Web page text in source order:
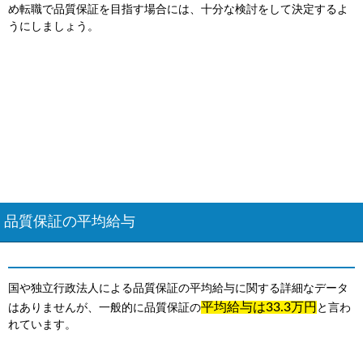
め転職で品質保証を目指す場合には、十分な検討をして決定するよ
うにしましょう。
品質保証の平均給与
国や独立行政法人による品質保証の平均給与に関する詳細なデータ
はありませんが、一般的に品質保証の平均給与は33.3万円 と言わ
れています。